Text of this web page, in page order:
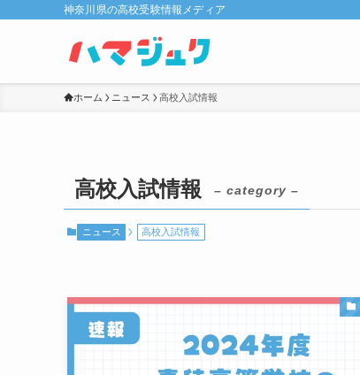
神奈川県の高校受験情報メディア
ホーム ニュース 高校入試情報
高校入試情報 – category –
ニュース 高校入試情報